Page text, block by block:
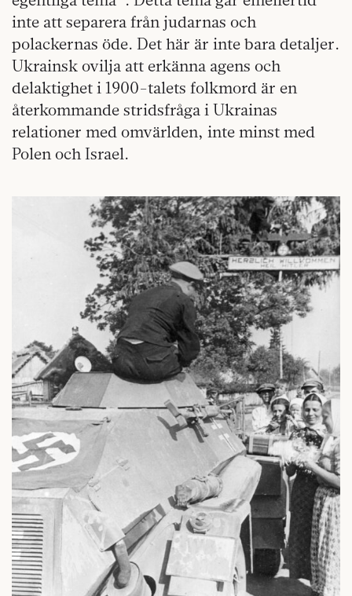
inte att separera från judarnas och
polackernas öde. Det här är inte bara detaljer.
Ukrainsk ovilja att erkänna agens och
delaktighet i 1900-talets folkmord är en
återkommande stridsfråga i Ukrainas
relationer med omvärlden, inte minst med
Polen och Israel.